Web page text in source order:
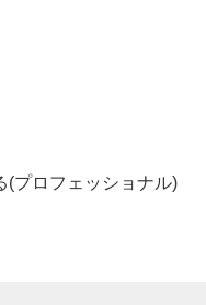
プロフェッショナル)